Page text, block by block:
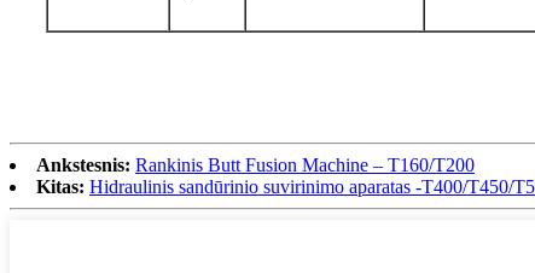
Ankstesnis: Rankinis Butt Fusion Machine – T160/T200
Kitas: Hidraulinis sandūrinio suvirinimo aparatas -T400/T450/